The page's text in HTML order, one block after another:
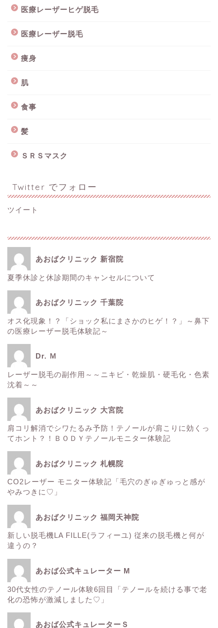
医療レーザーヒゲ脱毛
医療レーザー脱毛
痩身
肌
食事
髪
ＳＲＳマスク
Twitter でフォロー
ツイート
あおばクリニック 新宿院
夏季休診と休診期間のキャンセルについて
あおばクリニック 千葉院
オス化現象！？「ショック私にまさかのヒゲ！？」～鼻下
の医療レーザー脱毛体験記～
Dr. Ｍ
レーザー脱毛の副作用～～ニキビ・乾燥肌・硬毛化・色素
沈着～～
あおばクリニック 大宮院
肩コリ解消でシワたるみ予防！テノールが肩こりに効くっ
てホント？！ＢＯＤＹテノールモニター体験記
あおばクリニック 札幌院
CO2レーザー モニター体験記「毛穴のぎゅぎゅっと感が
やみつきに♡」
あおばクリニック 福岡天神院
新しい脱毛機LA FILLE(ラフィーユ) 従来の脱毛機と何が
違うの？
あおば公式キュレーター M
30代女性のテノール体験6回目「テノールを続ける事で老
化の恐怖が激減しました♡」
あおば公式キュレーターＳ
■美容情報■
健康
肌
ウルトラアクセント
サーマクール
レーザートーニング